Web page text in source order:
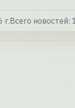
г.Всего новостей: